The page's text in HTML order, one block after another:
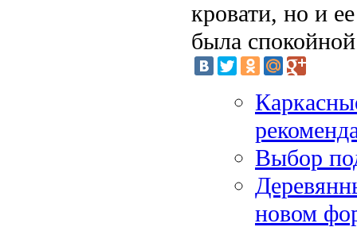
кровати, но и
была
Выбор
новом